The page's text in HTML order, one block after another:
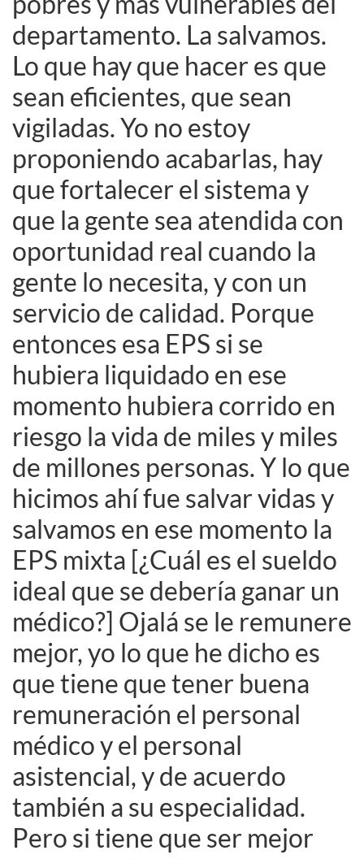
departamento. La salvamos.
Lo que hay que hacer es que
sean eficientes, que sean
vigiladas. Yo no estoy
proponiendo acabarlas, hay
que fortalecer el sistema y
que la gente sea atendida con
oportunidad real cuando la
gente lo necesita, y con un
servicio de calidad. Porque
entonces esa EPS si se
hubiera liquidado en ese
momento hubiera corrido en
riesgo la vida de miles y miles
de millones personas. Y lo que
hicimos ahí fue salvar vidas y
salvamos en ese momento la
EPS mixta [¿Cuál es el sueldo
ideal que se debería ganar un
médico?] Ojalá se le remunere
mejor, yo lo que he dicho es
que tiene que tener buena
remuneración el personal
médico y el personal
asistencial, y de acuerdo
también a su especialidad.
Pero si tiene que ser mejor